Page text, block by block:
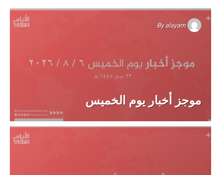
Byalayam
موجز أخبار يوم الخميس